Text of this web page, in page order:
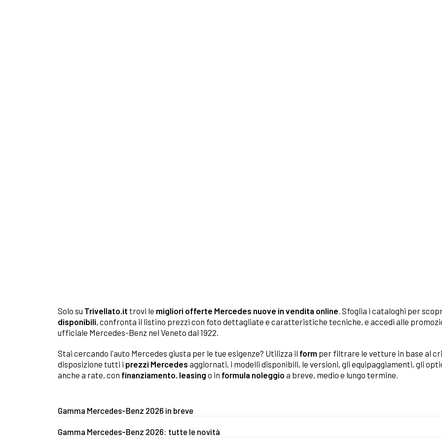
Solo su Trivellato.it trovi le migliori offerte Mercedes nuove in vendita online. Sfoglia i cataloghi per
disponibili, confronta il listino prezzi con foto dettagliate e caratteristiche tecniche, e accedi alle
ufficiale Mercedes-Benz nel Veneto dal 1922.
Stai cercando l'auto Mercedes giusta per le tue esigenze? Utilizza il form per filtrare le vetture in base al
disposizione tutti i prezzi Mercedes aggiornati, i modelli disponibili, le versioni, gli equipaggiamenti, gli
anche a rate, con finanziamento, leasing o in formula noleggio a breve, medio e lungo termine.
Gamma Mercedes-Benz 2026 in breve
Gamma Mercedes-Benz 2026: tutte le novità